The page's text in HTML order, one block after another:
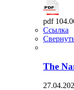
pdf
Ссылка
The